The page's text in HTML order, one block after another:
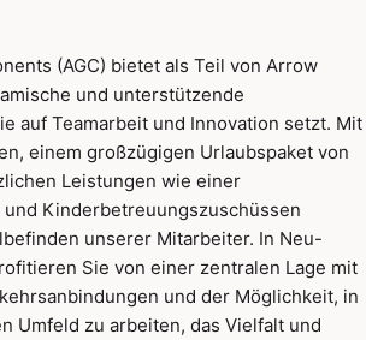
(AGC) bietet als Teil von Arrow
und unterstützende
auf Teamarbeit und Innovation setzt. Mit
einem großzügigen Urlaubspaket von
Leistungen wie einer
Kinderbetreuungszuschüssen
unserer Mitarbeiter. In Neu-
Sie von einer zentralen Lage mit
und der Möglichkeit, in
Umfeld zu arbeiten, das Vielfalt und